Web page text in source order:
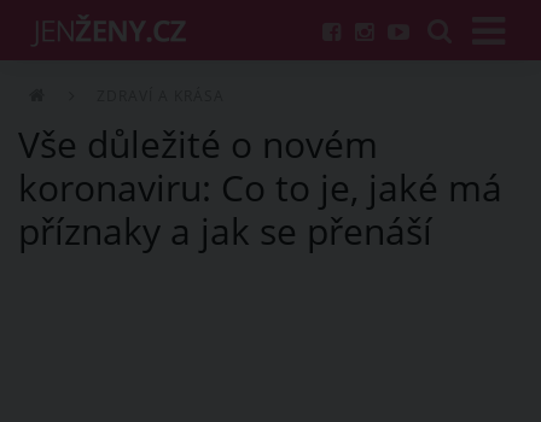
Vše důležité o novém
koronaviru: Co to je, jaké má
příznaky a jak se přenáší